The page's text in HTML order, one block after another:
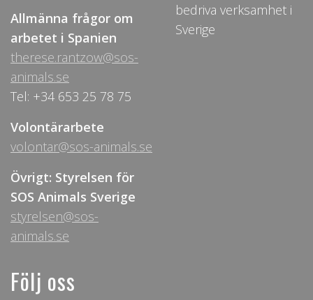
Allmänna frågor om
arbetet i Spanien
therese.rantzow@sos-
animals.se
Tel: +34 653 25 78 75
Volontärarbete
volontar@sos-animals.se
Övrigt: Styrelsen för
SOS Animals Sverige
styrelsen@sos-
animals.se
bedriva verksamhet i
Sverige
Följ oss